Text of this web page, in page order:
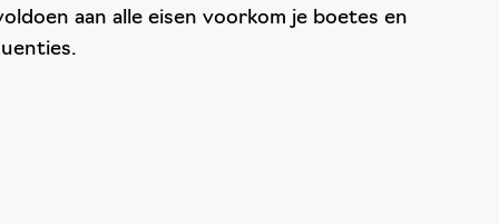
aan alle eisen voorkom je boetes en